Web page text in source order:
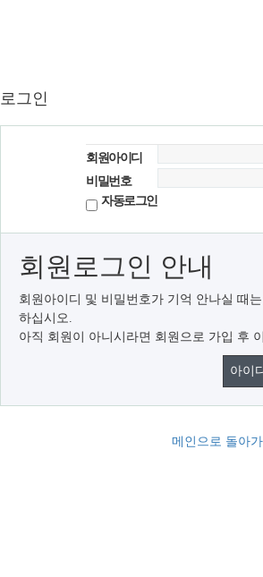
로그인
회원아이디
비밀번호
자동로그인
회원로그인 안내
회원아이디 및 비밀번호가 기억 안나실 때
하십시오.
아직 회원이 아니시라면 회원으로 가입 후
아이
메인으로 돌아가